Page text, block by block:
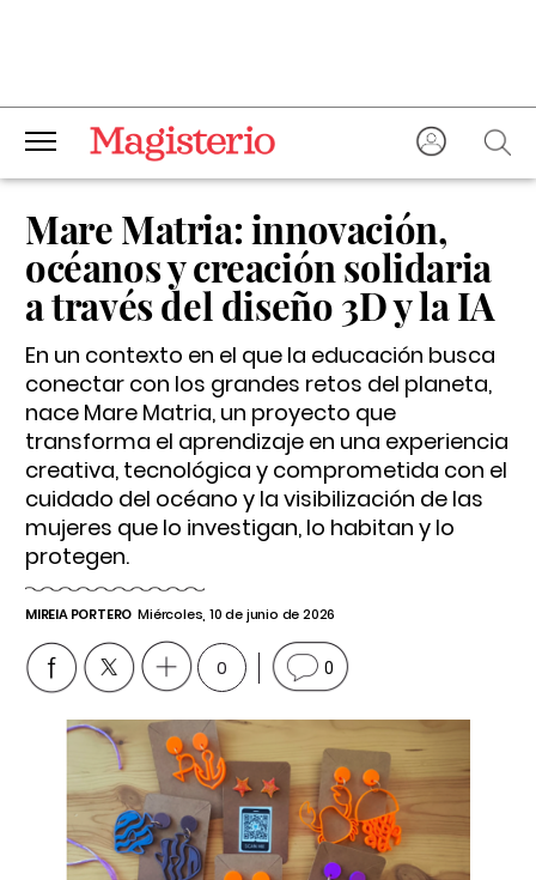
Mare Matria: innovación,
océanos y creación solidaria
a través del diseño 3D y la IA
En un contexto en el que la educación busca
conectar con los grandes retos del planeta,
nace Mare Matria, un proyecto que
transforma el aprendizaje en una experiencia
creativa, tecnológica y comprometida con el
cuidado del océano y la visibilización de las
mujeres que lo investigan, lo habitan y lo
protegen.
MIREIA PORTERO Miércoles, 10 de junio de 2026
0 0